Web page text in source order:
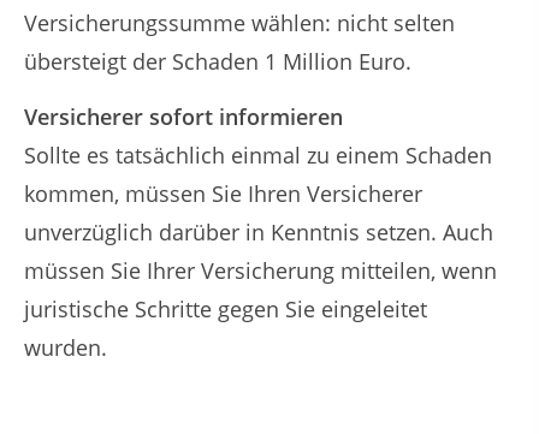
Versicherungssumme wählen: nicht selten
übersteigt der Schaden 1 Million Euro.
Versicherer sofort informieren
Sollte es tatsächlich einmal zu einem Schaden
kommen, müssen Sie Ihren Versicherer
unverzüglich darüber in Kenntnis setzen. Auch
müssen Sie Ihrer Versicherung mitteilen, wenn
juristische Schritte gegen Sie eingeleitet
wurden.